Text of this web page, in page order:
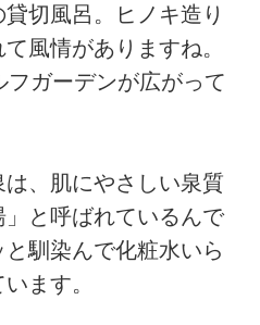
切風呂。ヒノキ造り
風情がありますね。
ガーデンが広がって
、肌にやさしい泉質
と呼ばれているんで
馴染んで化粧水いら
ます。